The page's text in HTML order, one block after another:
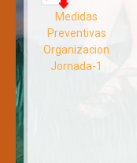
Medidas
Preventivas
Organizacion
Jornada-1